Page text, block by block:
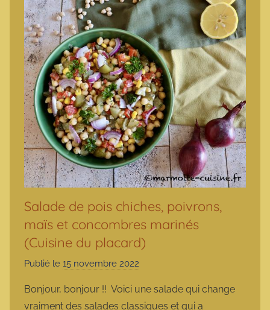
Salade de pois chiches, poivrons,
maïs et concombres marinés
(Cuisine du placard)
Publié le 15 novembre 2022
r
Bonjour, bonjour !! Voici une salade qui change
vraiment des salades classiques et qui a